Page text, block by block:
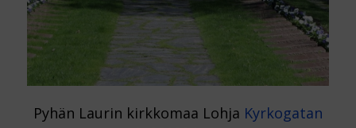
Pyhän Laurin kirkkomaa Lohja Kyrkogatan